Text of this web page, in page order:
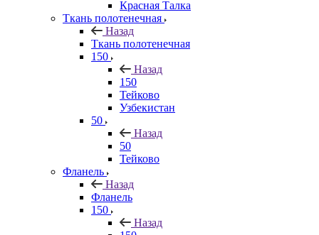
Красная Талка
Ткань полотенечная
Назад
Ткань полотенечная
150
Назад
150
Тейково
Узбекистан
50
Назад
50
Тейково
Фланель
Назад
Фланель
150
Назад